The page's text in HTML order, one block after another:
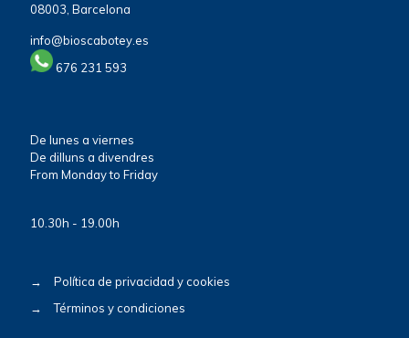
08003, Barcelona
info@bioscabotey.es
676 231 593
De lunes a viernes
De dilluns a divendres
From Monday to Friday
10.30h - 19.00h
→
Política de privacidad y cookies
→
Términos y condiciones